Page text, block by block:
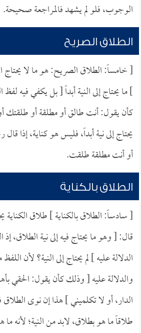
الوجوب، فلو لم يشهد فالمراجعة صحيحة.
الطلاق الصريح
[ خامساً: الطلاق الصريح: هو ما لا يحتاج
] ما يحتاج إلى النية أبداً [ بل يكفي فيه
كأن يقول: أنت طالق أو مطلقة أو طلقتك
يحتاج إلى نية أبداً، فليس هو كناية، إذا
أو أنت مطلقة طلقت.
الطلاق بالكناية
[ سادساً: الطلاق بالكناية ] طلاق الكناية
قال: [ وهو ما يحتاج فيه إلى نية الطلاق،
الدلالة عليه ] لم يحتاج إلى النية؟ لأن
والدلالة عليه [ وذلك كأن يقول: الحقي
الدار، أو لا تكلميني ] هذا إن نوى
طلاقاً ما هو بطلاق، لابد من النية؛